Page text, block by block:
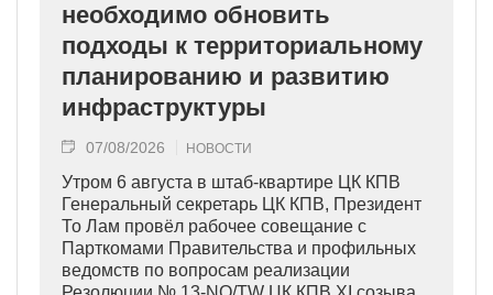
необходимо обновить
подходы к территориальному
планированию и развитию
инфраструктуры
07/08/2026 НОВОСТИ
Утром 6 августа в штаб-квартире ЦК КПВ
Генеральный секретарь ЦК КПВ, Президент
То Лам провёл рабочее совещание с
Парткомами Правительства и профильных
ведомств по вопросам реализации